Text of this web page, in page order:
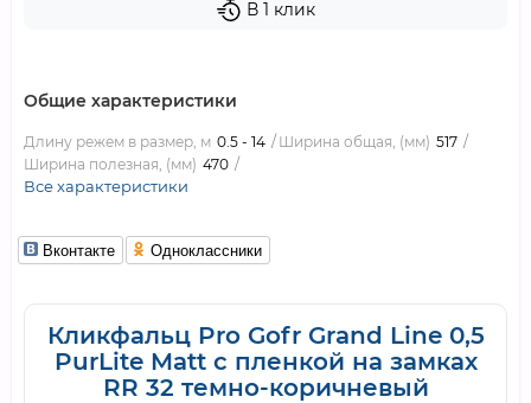
В 1 клик
Общие характеристики
Длину режем в размер, м 0.5 - 14 Ширина общая, (мм) 517
Ширина полезная, (мм) 470
Все характеристики
Вконтакте Одноклассники
Кликфальц Pro Gofr Grand Line 0,5
PurLite Matt с пленкой на замках
RR 32 темно-коричневый